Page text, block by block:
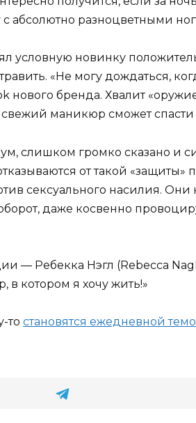
абсолютно разноцветными
условную новинку
«Не могу дождаться,
бренда. Хвалит
свежий маникюр сможет спасти
слишком громко сказано и
от такой «защиты»
сексуального насилия. Они
даже косвенно
— Ребекка Нэгл (Rebecca
в котором я хочу жить!»
то становятся ежедневной